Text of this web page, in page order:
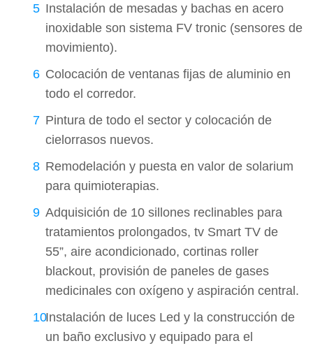
Instalación de mesadas y bachas en acero
inoxidable son sistema FV tronic (sensores de
movimiento).
Colocación de ventanas fijas de aluminio en
todo el corredor.
Pintura de todo el sector y colocación de
cielorrasos nuevos.
Remodelación y puesta en valor de solarium
para quimioterapias.
Adquisición de 10 sillones reclinables para
tratamientos prolongados, tv Smart TV de
55”, aire acondicionado, cortinas roller
blackout, provisión de paneles de gases
medicinales con oxígeno y aspiración central.
Instalación de luces Led y la construcción de
un baño exclusivo y equipado para el